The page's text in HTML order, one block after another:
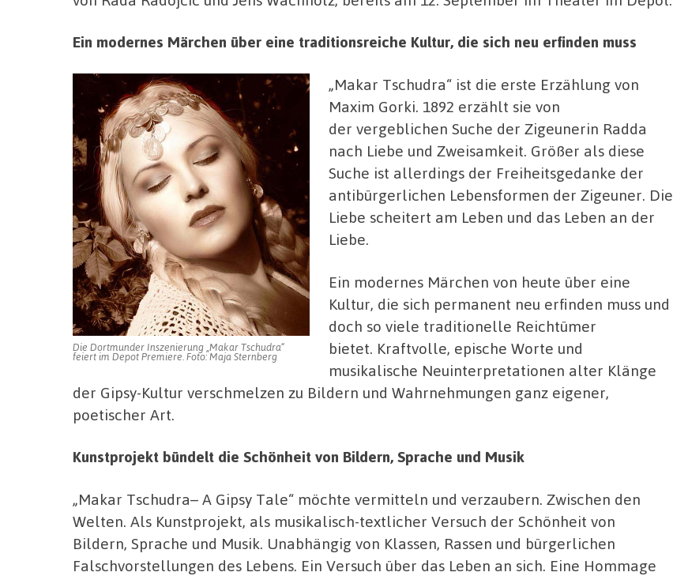
Ein modernes Märchen über eine traditionsreiche Kultur, die sich neu erfinden muss
Die Dortmunder Inszenierung „Makar Tschudra“
feiert im Depot Premiere. Foto: Maja Sternberg
„Makar Tschudra“ ist die erste Erzählung von
Maxim Gorki. 1892 erzählt sie von
der vergeblichen Suche der Zigeunerin Radda
nach Liebe und Zweisamkeit. Größer als diese
Suche ist allerdings der Freiheitsgedanke der
antibürgerlichen Lebensformen der Zigeuner. Die
Liebe scheitert am Leben und das Leben an der
Liebe.
Ein modernes Märchen von heute über eine
Kultur, die sich permanent neu erfinden muss und
doch so viele traditionelle Reichtümer
bietet. Kraftvolle, epische Worte und
musikalische Neuinterpretationen alter Klänge
der Gipsy-Kultur verschmelzen zu Bildern und Wahrnehmungen ganz eigener,
poetischer Art.
Kunstprojekt bündelt die Schönheit von Bildern, Sprache und Musik
„Makar Tschudra– A Gipsy Tale“ möchte vermitteln und verzaubern. Zwischen den
Welten. Als Kunstprojekt, als musikalisch-textlicher Versuch der Schönheit von
Bildern, Sprache und Musik. Unabhängig von Klassen, Rassen und bürgerlichen
Falschvorstellungen des Lebens. Ein Versuch über das Leben an sich. Eine Hommage